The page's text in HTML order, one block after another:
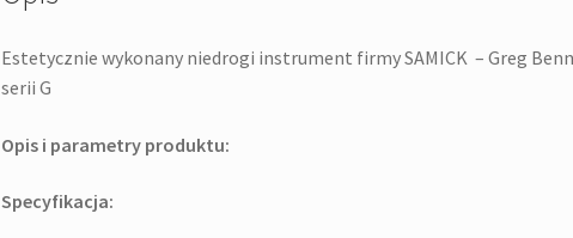
Estetycznie wykonany niedrogi instrument firmy SAMICK – Greg
serii G
Opis i parametry produktu:
Specyfikacja: